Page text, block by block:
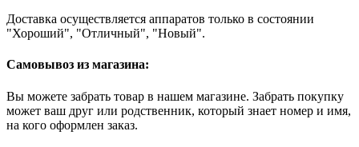
Доставка осуществляется аппаратов только в состоянии
"Хороший", "Отличный", "Новый".
Самовывоз из магазина:
Вы можете забрать товар в нашем магазине. Забрать покупку
может ваш друг или родственник, который знает номер и имя,
на кого оформлен заказ.